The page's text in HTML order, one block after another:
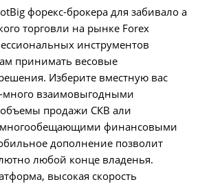
инструментов
принимать весовые
Изберите вместную вас
много взаимовыгодными
продажи СКВ али
финансовыми
дополнение позволит
любой конце владенья.
высокая скорость